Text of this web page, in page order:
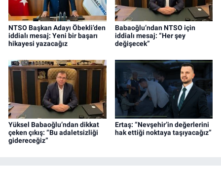
NTSO Başkan Adayı Öbekli’den
iddialı mesaj: Yeni bir başarı
hikayesi yazacağız
Babaoğlu’ndan NTSO için
iddialı mesaj: “Her şey
değişecek”
Yüksel Babaoğlu’ndan dikkat
çeken çıkış: “Bu adaletsizliği
gidereceğiz”
Ertaş: “Nevşehir’in değerlerini
hak ettiği noktaya taşıyacağız”